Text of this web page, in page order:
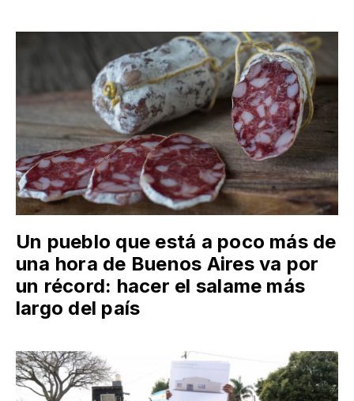
Un pueblo que está a poco más de
una hora de Buenos Aires va por
un récord: hacer el salame más
largo del país